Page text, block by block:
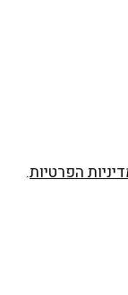
הפרטיות.